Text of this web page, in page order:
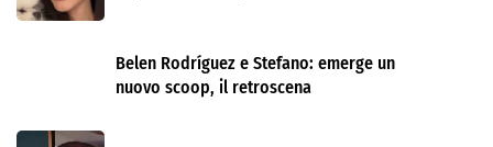
Belen Rodríguez e Stefano: emerge un
nuovo scoop, il retroscena